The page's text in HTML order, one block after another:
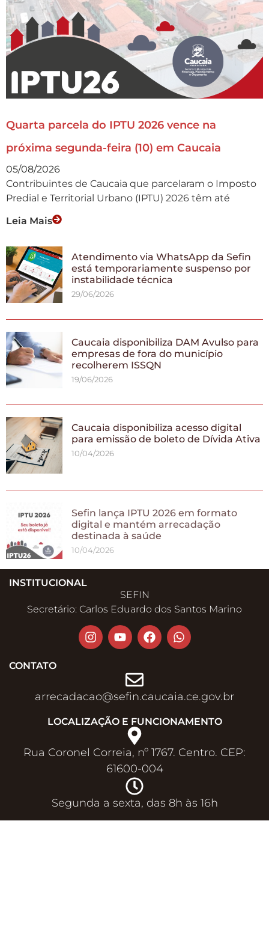
Quarta parcela do IPTU 2026 vence na
próxima segunda-feira (10) em Caucaia
05/08/2026
Contribuintes de Caucaia que parcelaram o Imposto
Predial e Territorial Urbano (IPTU) 2026 têm até
Leia Mais
Atendimento via WhatsApp da Sefin
está temporariamente suspenso por
instabilidade técnica
29/06/2026
Caucaia disponibiliza DAM Avulso para
empresas de fora do município
recolherem ISSQN
19/06/2026
Caucaia disponibiliza acesso digital
para emissão de boleto de Dívida Ativa
10/04/2026
Sefin lança IPTU 2026 em formato
digital e mantém arrecadação
destinada à saúde
10/04/2026
INSTITUCIONAL
SEFIN
Secretário: Carlos Eduardo dos Santos Marino
CONTATO
arrecadacao@sefin.caucaia.ce.gov.br​
LOCALIZAÇÃO E FUNCIONAMENTO
Rua Coronel Correia, nº 1767. Centro. CEP:
61600-004
Segunda a sexta, das 8h às 16h